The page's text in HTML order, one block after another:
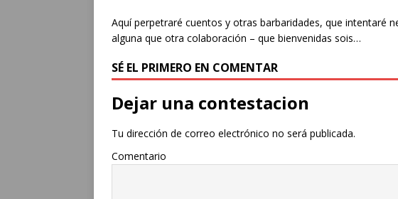
Aquí perpetraré cuentos y otras barbaridades, que intentaré
alguna que otra colaboración – que bienvenidas sois…
SÉ EL PRIMERO EN COMENTAR
Dejar una contestacion
Tu dirección de correo electrónico no será publicada.
Comentario